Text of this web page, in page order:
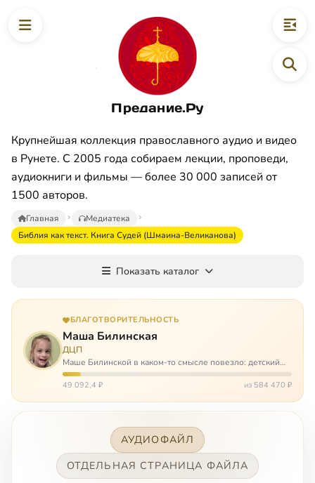
Предание.Ру
Крупнейшая коллекция православного аудио и видео
в Рунете. С 2005 года собираем лекции, проповеди,
аудиокниги и фильмы — более 30 000 записей от
1500 авторов.
Главная
Медиатека
Библия как текст. Книга Судей (Шмаина-Великанова)
Показать каталог
БЛАГОТВОРИТЕЛЬНОСТЬ
Маша Билинская
ДЦП
Маше Билинской в каком-то смысле повезло: детский
церебральный паралич зацепил её не очень сильно. Но
всё-таки есть диагноз и есть немалые проблемы – Маша
49 092,4 ₽ из 584 470 ₽
АУДИОФАЙЛ
ОТДЕЛЬНАЯ СТРАНИЦА ФАЙЛА